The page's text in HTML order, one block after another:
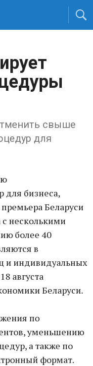
свыше
для
для бизнеса,
Беларуси
несколькими
более 40
в
и индивидуальных
августа
Беларуси.
по
уменьшению
а также по
формат.